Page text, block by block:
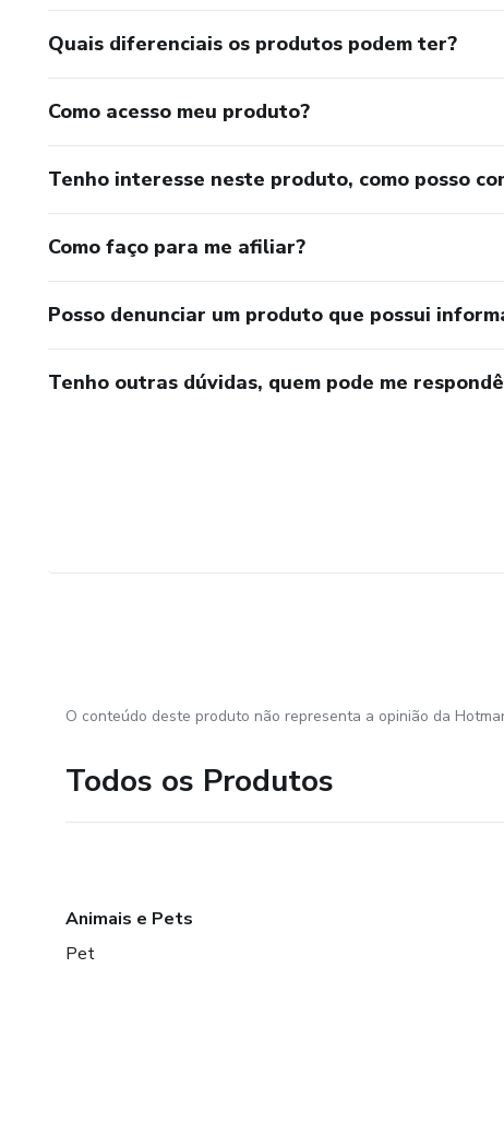
Quais diferenciais os produtos podem ter?
Como acesso meu produto?
Tenho interesse neste produto, como posso
Como faço para me afiliar?
Posso denunciar um produto que possui
Tenho outras dúvidas, quem pode me
O conteúdo deste produto não representa a opinião da
Todos os Produtos
Animais e Pets
Pet